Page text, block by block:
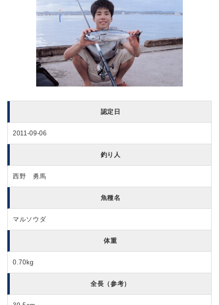
認定日
2011-09-06
釣り人
西野 勇馬
魚種名
マルソウダ
体重
0.70kg
全長（参考）